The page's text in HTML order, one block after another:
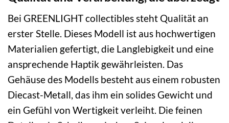
Bei GREENLIGHT collectibles steht Qualität an
erster Stelle. Dieses Modell ist aus hochwertigen
Materialien gefertigt, die Langlebigkeit und eine
ansprechende Haptik gewährleisten. Das
Gehäuse des Modells besteht aus einem robusten
Diecast-Metall, das ihm ein solides Gewicht und
ein Gefühl von Wertigkeit verleiht. Die feinen